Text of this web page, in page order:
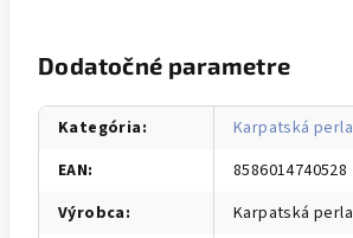
Dodatočné parametre
Kategória:
Karpatská perla
EAN:
8586014740528
Výrobca:
Karpatská perla